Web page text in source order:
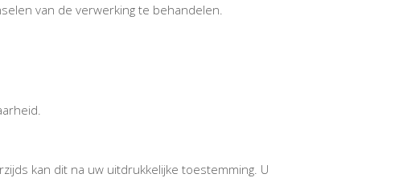
van de verwerking te behandelen.
kan dit na uw uitdrukkelijke toestemming. U